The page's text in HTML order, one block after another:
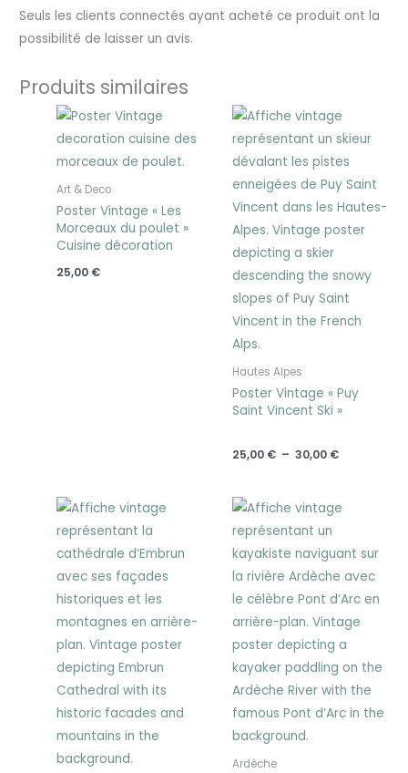
Seuls les clients connectés ayant acheté ce produit ont la
possibilité de laisser un avis.
Produits similaires
Art & Deco
Poster Vintage « Les
Morceaux du poulet »
Cuisine décoration
25,00 €
Hautes Alpes
Poster Vintage « Puy
Saint Vincent Ski »
25,00 € – 30,00 €
Plage
de
prix :
à
30,00 €
Plage
25,00 €
à
30,00 €
Ardèche
Plage
25,00 €
à
30,00 €